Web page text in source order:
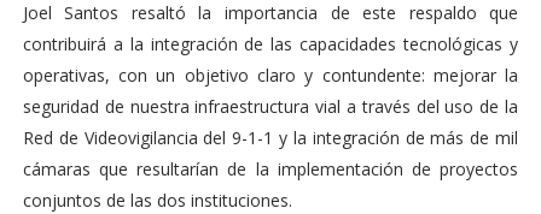
Joel Santos resaltó la importancia de este respaldo que
contribuirá a la integración de las capacidades tecnológicas y
operativas, con un objetivo claro y contundente: mejorar la
seguridad de nuestra infraestructura vial a través del uso de la
Red de Videovigilancia del 9-1-1 y la integración de más de mil
cámaras que resultarían de la implementación de proyectos
conjuntos de las dos instituciones.